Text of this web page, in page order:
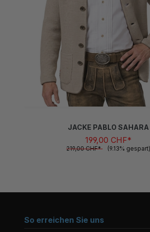
199,00 CHF*
219,00 CHF* (9.13% gespart)
So erreichen Sie uns